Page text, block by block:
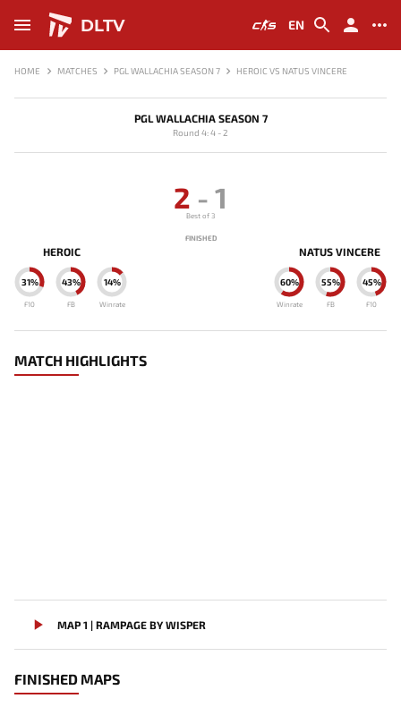
DLTV EN
HOME MATCHES PGL WALLACHIA SEASON 7 HEROIC VS NATUS VINCERE
PGL WALLACHIA SEASON 7
Round 4: 4 - 2
HEROIC
14%
Winrate
43%
FB
31%
F10
2 - 1
Best of 3
FINISHED
NATUS VINCERE
60%
Winrate
55%
FB
45%
F10
MATCH HIGHLIGHTS
MAP 1 | RAMPAGE BY WISPER
FINISHED MAPS